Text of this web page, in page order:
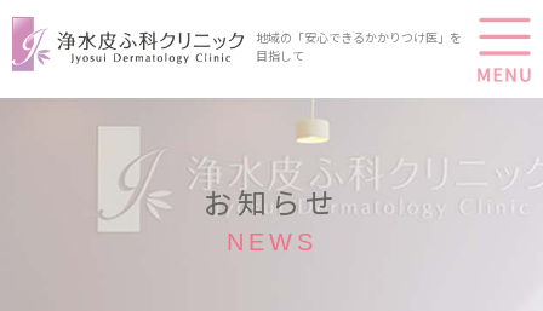
地域の「安心できるかかりつけ医」を
目指して
お知らせ
NEWS